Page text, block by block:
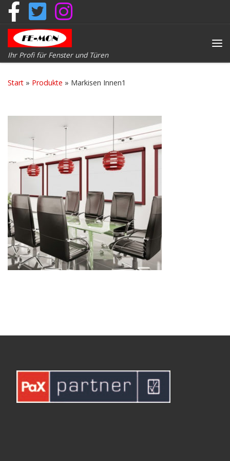
Zum Inhalt springen
Ihr Profi für Fenster und Türen
Start » Produkte » Markisen Innen1